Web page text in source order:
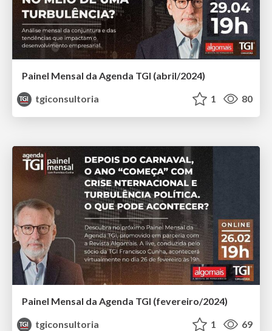
Painel Mensal da Agenda TGI (abril/2024)
tgiconsultoria
1 80
Painel Mensal da Agenda TGI (fevereiro/2024)
tgiconsultoria
1 69